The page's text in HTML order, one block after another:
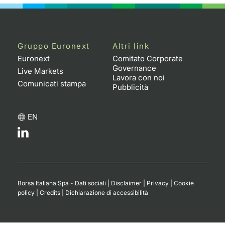
Gruppo Euronext
Euronext
Live Markets
Comunicati stampa
Altri link
Comitato Corporate
Governance
Lavora con noi
Pubblicità
EN
Borsa Italiana Spa - Dati sociali Disclaimer Privacy
Cookie
policy
Credits Dichiarazione di accessibilità